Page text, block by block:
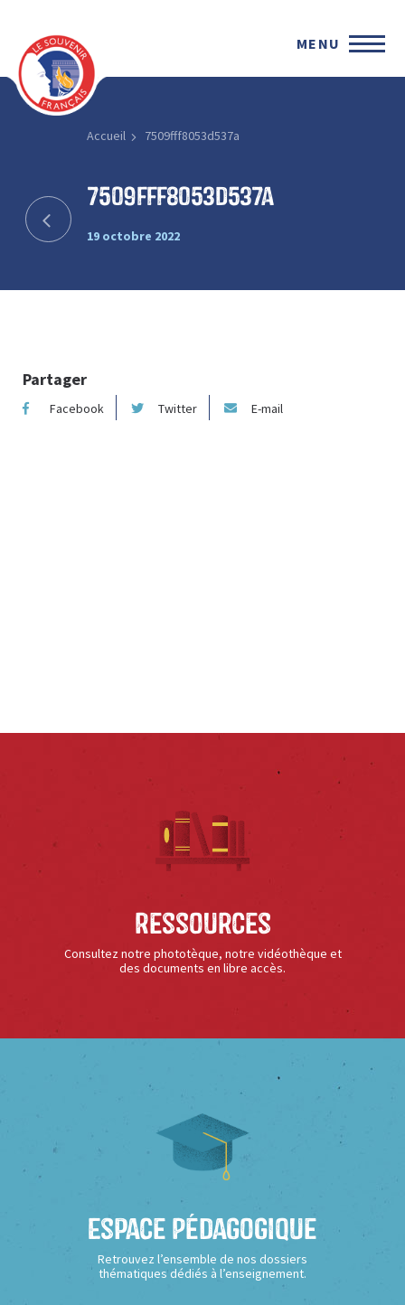
MENU
Accueil 7509fff8053d537a
7509fff8053d537a
19 octobre 2022
Partager
Facebook Twitter E-mail
Ressources
Consultez notre phototèque, notre vidéothèque et
des documents en libre accès.
Espace Pédagogique
Retrouvez l’ensemble de nos dossiers
thématiques dédiés à l’enseignement.